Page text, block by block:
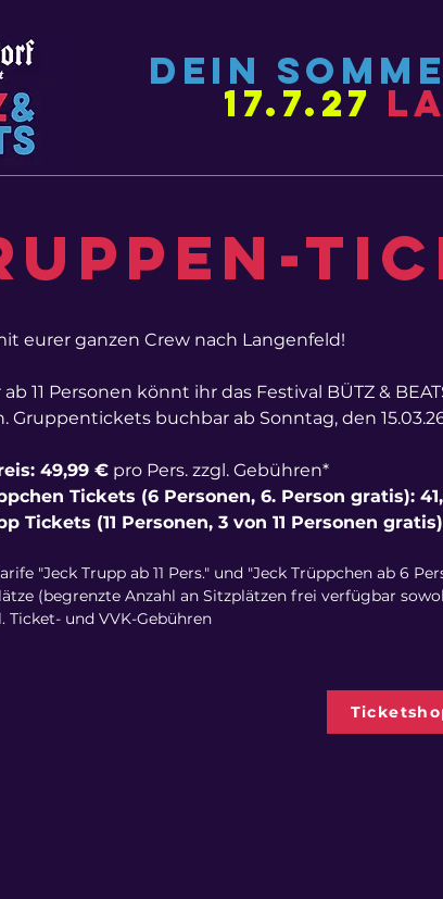
Dein
17.7.27
eurer ganzen Crew nach Langenfeld!
ab 11 Personen könnt ihr das Festival BÜTZ &
Gruppentickets buchbar ab Sonntag, den 15.03.26,
49,99 € pro Pers. zzgl. Gebühren*
Tickets (6 Personen, 6. Person gratis):
Tickets (11 Personen, 3 von 11 Personen
"Jeck Trupp ab 11 Pers." und "Jeck Trüppchen ab 6
(begrenzte Anzahl an Sitzplätzen frei verfügbar
Ticket- und VVK-Gebühren